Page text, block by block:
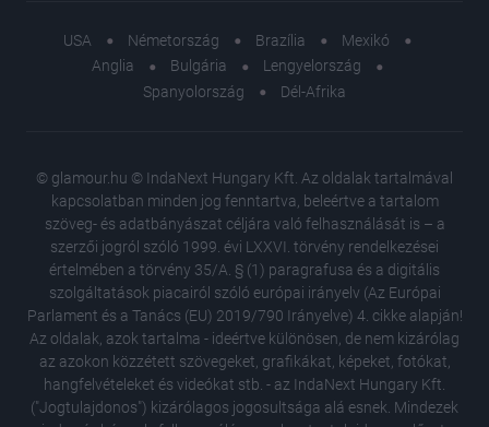
USA Németország Brazília
Mexikó
Anglia
Bulgária
Lengyelország
Spanyolország
Dél-Afrika
© glamour.hu © IndaNext Hungary Kft. Az oldalak tartalmával
kapcsolatban minden jog fenntartva, beleértve a tartalom
szöveg- és adatbányászat céljára való felhasználását is – a
szerzői jogról szóló 1999. évi LXXVI. törvény rendelkezései
értelmében a törvény 35/A. § (1) paragrafusa és a digitális
szolgáltatások piacairól szóló európai irányelv (Az Európai
Parlament és a Tanács (EU) 2019/790 Irányelve) 4. cikke alapján!
Az oldalak, azok tartalma - ideértve különösen, de nem kizárólag
az azokon közzétett szövegeket, grafikákat, képeket, fotókat,
hangfelvételeket és videókat stb. - az IndaNext Hungary Kft.
("Jogtulajdonos") kizárólagos jogosultsága alá esnek. Mindezek